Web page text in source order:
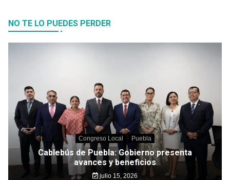
NO TE LO PUEDES PERDER
Congreso Local Puebla
Cablebús de Puebla: Gobierno presenta
avances y beneficios
julio 15, 2026